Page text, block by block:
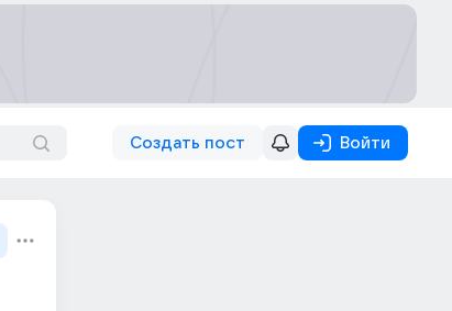
Создать пост Войти